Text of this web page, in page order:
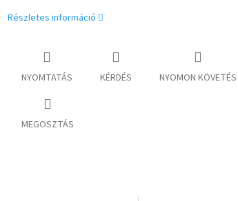
Részletes információ
NYOMTATÁS KÉRDÉS NYOMON KÖVETÉS
MEGOSZTÁS